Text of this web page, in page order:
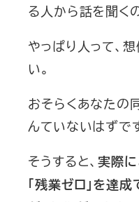
る人から話を聞く
やっぱり人って、
い。
おそらくあなたの
んていないはずで
そうすると、実際
「残業ゼロ」を達